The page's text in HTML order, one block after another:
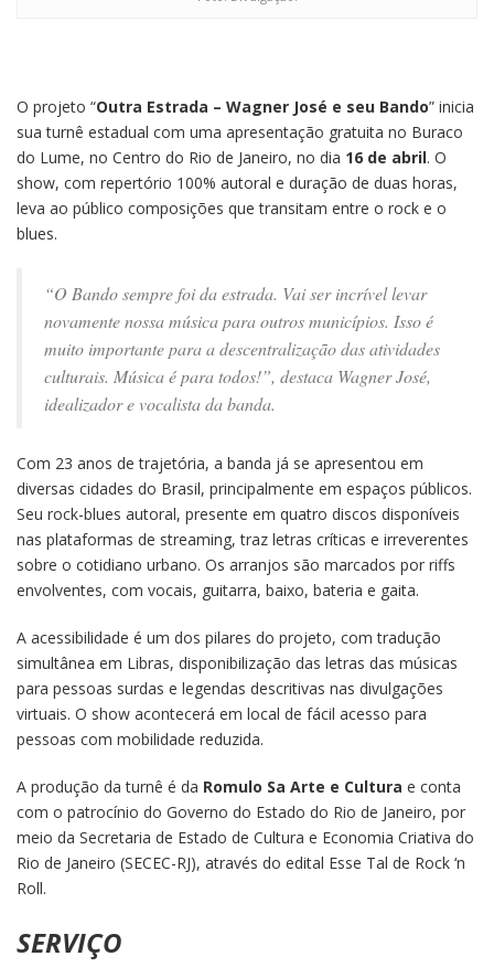
O projeto “Outra Estrada – Wagner José e seu Bando” inicia
sua turnê estadual com uma apresentação gratuita no Buraco
do Lume, no Centro do Rio de Janeiro, no dia 16 de abril. O
show, com repertório 100% autoral e duração de duas horas,
leva ao público composições que transitam entre o rock e o
blues.
“O Bando sempre foi da estrada. Vai ser incrível levar
novamente nossa música para outros municípios. Isso é
muito importante para a descentralização das atividades
culturais. Música é para todos!”, destaca Wagner José,
idealizador e vocalista da banda.
Com 23 anos de trajetória, a banda já se apresentou em
diversas cidades do Brasil, principalmente em espaços públicos.
Seu rock-blues autoral, presente em quatro discos disponíveis
nas plataformas de streaming, traz letras críticas e irreverentes
sobre o cotidiano urbano. Os arranjos são marcados por riffs
envolventes, com vocais, guitarra, baixo, bateria e gaita.
A acessibilidade é um dos pilares do projeto, com tradução
simultânea em Libras, disponibilização das letras das músicas
para pessoas surdas e legendas descritivas nas divulgações
virtuais. O show acontecerá em local de fácil acesso para
pessoas com mobilidade reduzida.
A produção da turnê é da Romulo Sa Arte e Cultura e conta
com o patrocínio do Governo do Estado do Rio de Janeiro, por
meio da Secretaria de Estado de Cultura e Economia Criativa do
Rio de Janeiro (SECEC-RJ), através do edital Esse Tal de Rock ‘n
Roll.
SERVIÇO